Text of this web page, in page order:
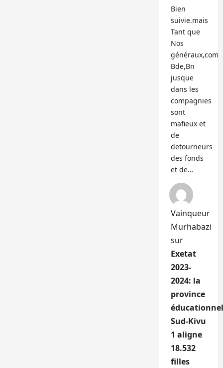
Bien
suivie.mais
Tant que
Nos
généraux,com
Bde,Bn
jusque
dans les
compagnies
sont
mafieux et
de
detourneurs
des fonds
et de…
Vainqueur
Murhabazi
sur
Exetat
2023-
2024: la
province
Sud-Kivu
1 aligne
18.532
filles